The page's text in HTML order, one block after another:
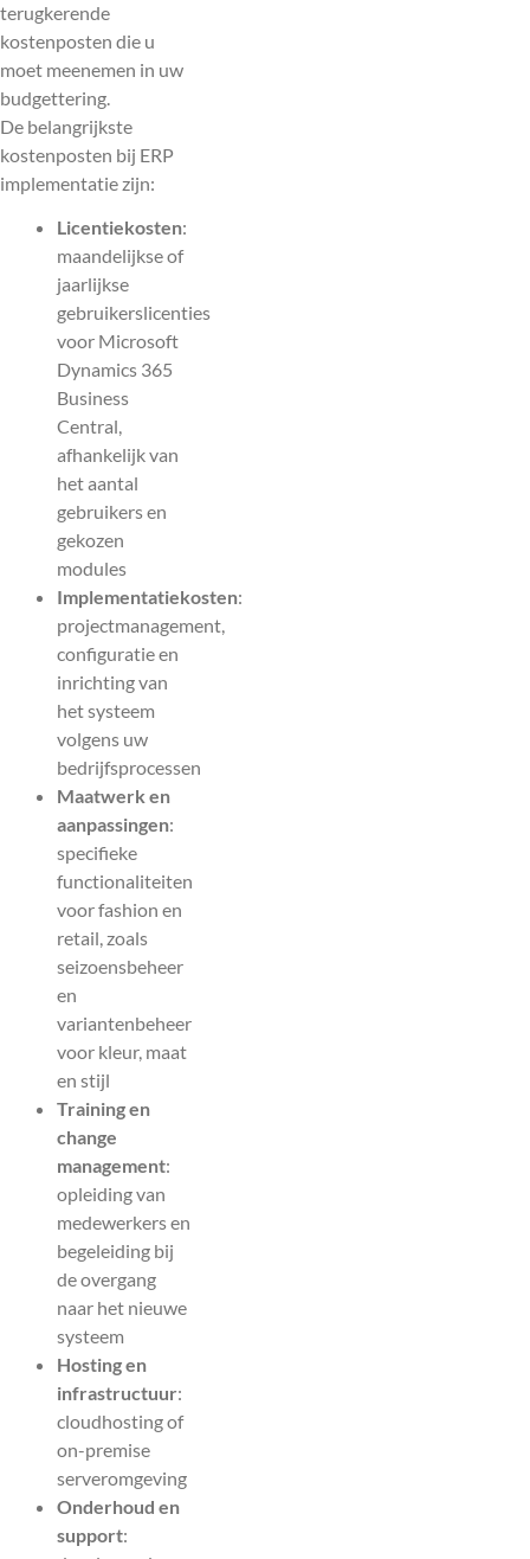
terugkerende
kostenposten die u
moet meenemen in uw
budgettering.
De belangrijkste
kostenposten bij ERP
implementatie zijn:
Licentiekosten:
maandelijkse of
jaarlijkse
gebruikerslicenties
voor Microsoft
Dynamics 365
Business
Central,
afhankelijk van
het aantal
gebruikers en
gekozen
modules
Implementatiekosten:
projectmanagement,
configuratie en
inrichting van
het systeem
volgens uw
bedrijfsprocessen
Maatwerk en
aanpassingen:
specifieke
functionaliteiten
voor fashion en
retail, zoals
seizoensbeheer
en
variantenbeheer
voor kleur, maat
en stijl
Training en
change
management:
opleiding van
medewerkers en
begeleiding bij
de overgang
naar het nieuwe
systeem
Hosting en
infrastructuur:
cloudhosting of
on-premise
serveromgeving
Onderhoud en
support: